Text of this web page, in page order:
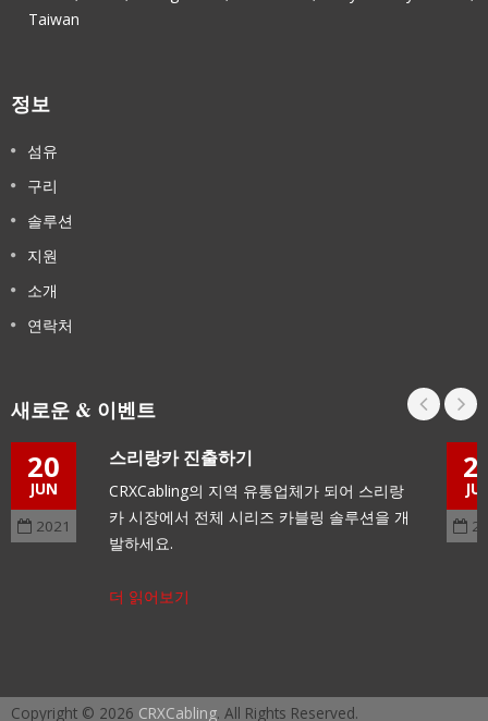
Taiwan
정보
섬유
구리
솔루션
지원
소개
연락처
새로운 & 이벤트
20
JUN
2021
스리랑카 진출하기
CRXCabling의 지역 유통업체가 되어 스리랑
카 시장에서 전체 시리즈 카블링 솔루션을 개
발하세요.
더 읽어보기
Copyright © 2026 CRXCabling. All Rights Reserved.